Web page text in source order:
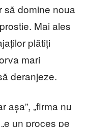
să domine noua
Mai ales
plătiți
mari
deranjeze.
așa”, „firma nu
un proces pe